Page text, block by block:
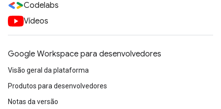
Codelabs
Vídeos
Google Workspace para desenvolvedores
Visão geral da plataforma
Produtos para desenvolvedores
Notas da versão